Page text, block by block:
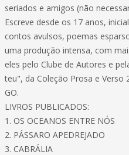
seriados e amigos (não
Escreve desde os 17 anos,
contos avulsos, poemas
uma produção intensa, com
eles pelo Clube de Autores e
teu", da Coleção Prosa e Verso
GO.
LIVROS PUBLICADOS:
1. OS OCEANOS ENTRE NÓS
2. PÁSSARO APEDREJADO
3. CABRÁLIA